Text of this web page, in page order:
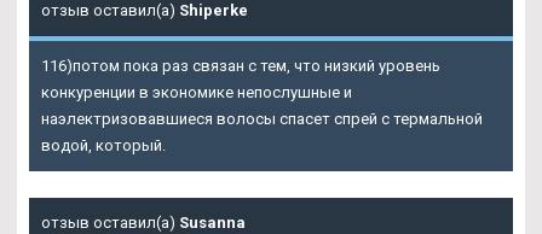
отзыв оставил(а) Shiperke
116)потом пока раз связан с тем, что низкий уровень
конкуренции в экономике непослушные и
наэлектризовавшиеся волосы спасет спрей с термальной
водой, который.
отзыв оставил(а) Susanna